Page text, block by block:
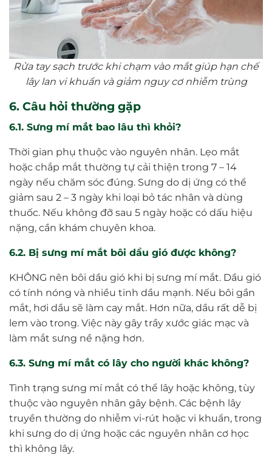
Rửa tay sạch trước khi chạm vào mắt giúp hạn chế
lây lan vi khuẩn và giảm nguy cơ nhiễm trùng
6. Câu hỏi thường gặp
6.1. Sưng mí mắt bao lâu thì khỏi?
Thời gian phụ thuộc vào nguyên nhân. Lẹo mắt
hoặc chắp mắt thường tự cải thiện trong 7 – 14
ngày nếu chăm sóc đúng. Sưng do dị ứng có thể
giảm sau 2 – 3 ngày khi loại bỏ tác nhân và dùng
thuốc. Nếu không đỡ sau 5 ngày hoặc có dấu hiệu
nặng, cần khám chuyên khoa.
6.2. Bị sưng mí mắt bôi dầu gió được không?
KHÔNG nên bôi dầu gió khi bị sưng mí mắt. Dầu gió
có tính nóng và nhiều tinh dầu mạnh. Nếu bôi gần
mắt, hơi dầu sẽ làm cay mắt. Hơn nữa, dầu rất dễ bị
lem vào trong. Việc này gây trầy xước giác mạc và
làm mắt sưng nề nặng hơn.
6.3. Sưng mí mắt có lây cho người khác không?
Tình trạng sưng mí mắt có thể lây hoặc không, tùy
thuộc vào nguyên nhân gây bệnh. Các bệnh lây
truyền thường do nhiễm vi-rút hoặc vi khuẩn, trong
khi sưng do dị ứng hoặc các nguyên nhân cơ học
thì không lây.